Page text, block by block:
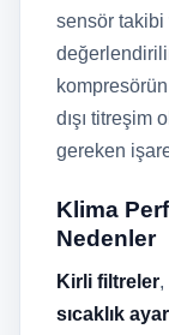
sensör takibi
dışı titreşim
gereken
Klima
Nedenler
Kirli filtreler,
sıcaklık